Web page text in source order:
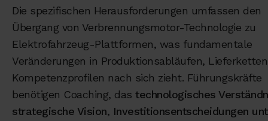
Die spezifischen Herausforderungen umfassen den
Übergang von Verbrennungsmotor-Technologie zu
Elektrofahrzeug-Plattformen, was fundamentale
Veränderungen in Produktionsabläufen,
Kompetenzprofilen nach sich zieht. Führungskräfte
benötigen Coaching, dastechnologisches
strategische Vision, Investitionsentscheidungen